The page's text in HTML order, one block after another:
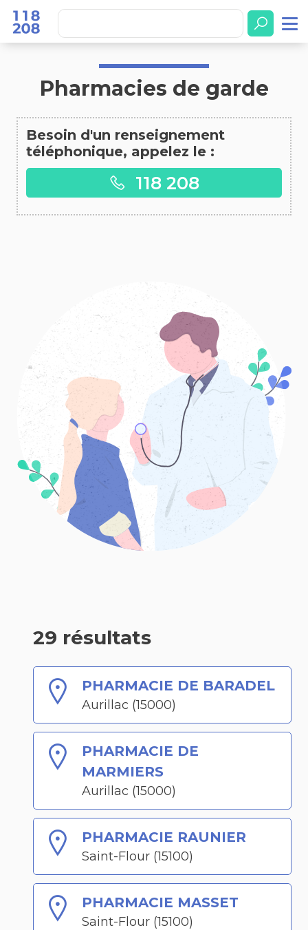
Accueil
Pharmacies de garde
Besoin d'un renseignement
téléphonique, appelez le :
118 208
29 résultats
PHARMACIE DE BARADEL
Aurillac (15000)
PHARMACIE DE
MARMIERS
Aurillac (15000)
PHARMACIE RAUNIER
Saint-Flour (15100)
PHARMACIE MASSET
Saint-Flour (15100)